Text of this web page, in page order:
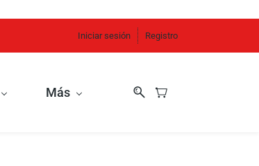
Iniciar sesión Registro
Más